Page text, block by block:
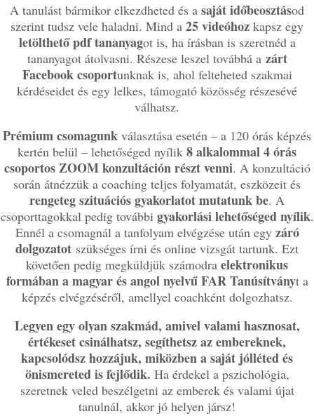
A tanulást bármikor elkezdheted és a saját időbeosztásod
szerint tudsz vele haladni. Mind a 25 videóhoz kapsz egy
letölthető pdf tananyagot is, ha írásban is szeretnéd a
tananyagot átolvasni. Részese leszel továbbá a zárt
Facebook csoportunknak is, ahol felteheted szakmai
kérdéseidet és egy lelkes, támogató közösség részesévé
válhatsz.
Prémium csomagunk választása esetén – a 120 órás képzés
kertén belül – lehetőséged nyílik 8 alkalommal 4 órás
csoportos ZOOM konzultáción részt venni. A konzultáció
során átnézzük a coaching teljes folyamatát, eszközeit és
rengeteg szituációs gyakorlatot mutatunk be. A
csoporttagokkal pedig további gyakorlási lehetőséged nyílik.
Ennél a csomagnál a tanfolyam elvégzése után egy záró
dolgozatot szükséges írni és online vizsgát tartunk. Ezt
követően pedig megküldjük számodra elektronikus
formában a magyar és angol nyelvű FAR Tanúsítványt a
képzés elvégzéséről, amellyel coachként dolgozhatsz.
Legyen egy olyan szakmád, amivel valami hasznosat,
értékeset csinálhatsz, segíthetsz az embereknek,
kapcsolódsz hozzájuk, miközben a saját jólléted és
önismereted is fejlődik. Ha érdekel a pszichológia,
szeretnek veled beszélgetni az emberek és valami újat
tanulnál, akkor jó helyen jársz!